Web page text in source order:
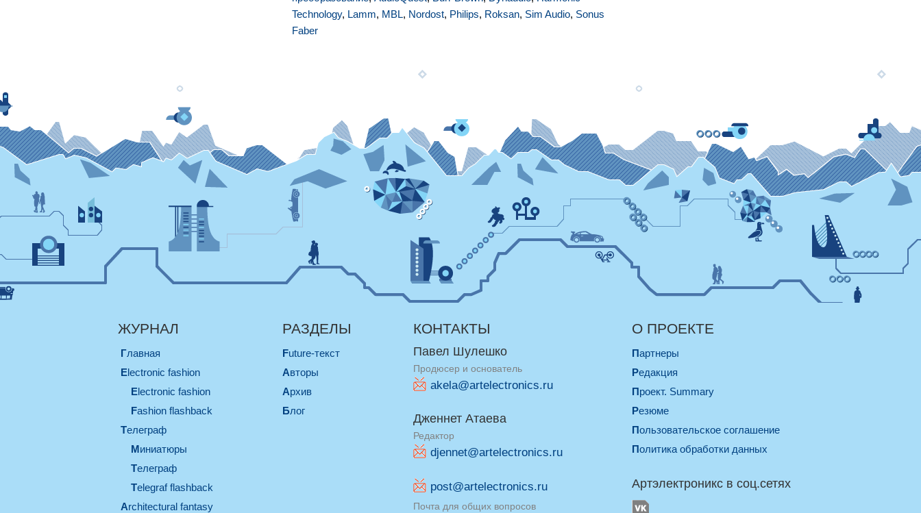
Technology, Lamm, MBL, Nordost, Philips, Roksan, Sim Audio, Sonus
Faber
ЖУРНАЛ
Главная
electronic fashion
electronic fashion
Fashion flashback
телеграф
миниатюры
телеграф
Telegraf flashback
architectural fantasy
РАЗДЕЛЫ
Future-текст
Авторы
Архив
Блог
КОНТАКТЫ
Павел Шулешко
Продюсер и основатель
akela@artelectronics.ru
Дженнет Атаева
Редактор
djennet@artelectronics.ru
post@artelectronics.ru
Почта для общих вопросов
О ПРОЕКТЕ
Партнеры
Редакция
Проект. Summary
Резюме
Пользовательское соглашение
Политика обработки данных
Артэлектроникс в соц.сетях